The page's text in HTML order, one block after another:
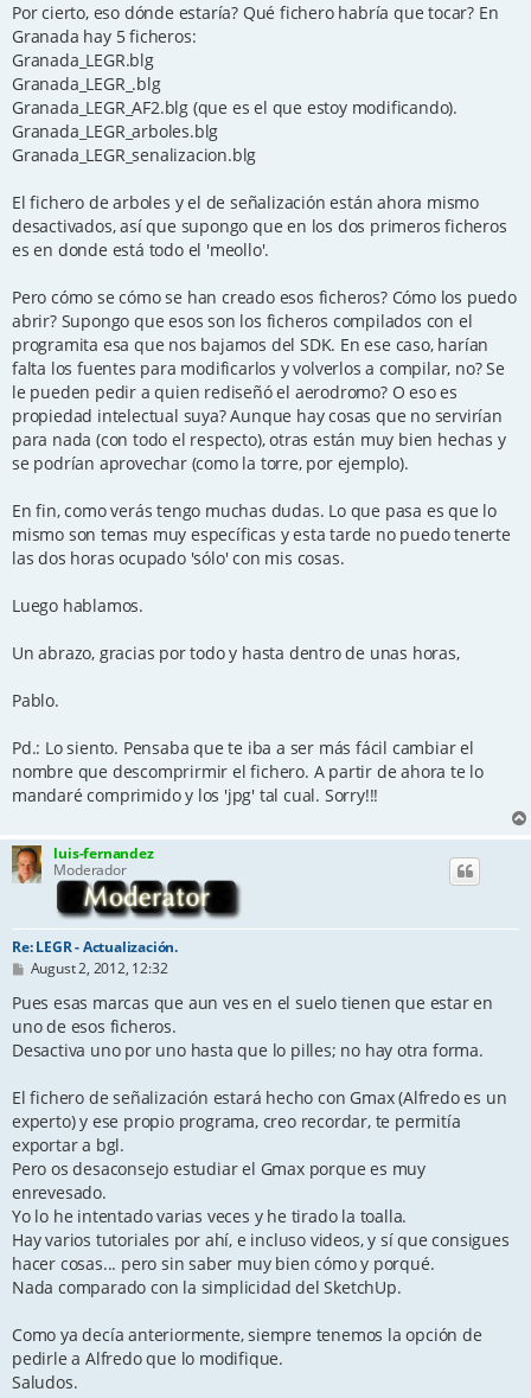
Por cierto, eso dónde estaría? Qué fichero habría que tocar? En
Granada hay 5 ficheros:
Granada_LEGR.blg
Granada_LEGR_.blg
Granada_LEGR_AF2.blg (que es el que estoy modificando).
Granada_LEGR_arboles.blg
Granada_LEGR_senalizacion.blg
El fichero de arboles y el de señalización están ahora mismo
desactivados, así que supongo que en los dos primeros ficheros
es en donde está todo el 'meollo'.
Pero cómo se cómo se han creado esos ficheros? Cómo los puedo
abrir? Supongo que esos son los ficheros compilados con el
programita esa que nos bajamos del SDK. En ese caso, harían
falta los fuentes para modificarlos y volverlos a compilar, no? Se
le pueden pedir a quien rediseñó el aerodromo? O eso es
propiedad intelectual suya? Aunque hay cosas que no servirían
para nada (con todo el respecto), otras están muy bien hechas y
se podrían aprovechar (como la torre, por ejemplo).
En fin, como verás tengo muchas dudas. Lo que pasa es que lo
mismo son temas muy específicas y esta tarde no puedo tenerte
las dos horas ocupado 'sólo' con mis cosas.
Luego hablamos.
Un abrazo, gracias por todo y hasta dentro de unas horas,
Pablo.
Pd.: Lo siento. Pensaba que te iba a ser más fácil cambiar el
nombre que descomprirmir el fichero. A partir de ahora te lo
mandaré comprimido y los 'jpg' tal cual. Sorry!!!
luis-fernandez
Moderador
Re: LEGR - Actualización.
P
s
August 2, 2012, 12:32
Pues esas marcas que aun ves en el suelo tienen que estar en
uno de esos ficheros.
Desactiva uno por uno hasta que lo pilles; no hay otra forma.
El fichero de señalización estará hecho con Gmax (Alfredo es un
experto) y ese propio programa, creo recordar, te permitía
exportar a bgl.
Pero os desaconsejo estudiar el Gmax porque es muy
enrevesado.
Yo lo he intentado varias veces y he tirado la toalla.
Hay varios tutoriales por ahí, e incluso videos, y sí que consigues
hacer cosas... pero sin saber muy bien cómo y porqué.
Nada comparado con la simplicidad del SketchUp.
Como ya decía anteriormente, siempre tenemos la opción de
pedirle a Alfredo que lo modifique.
Saludos.